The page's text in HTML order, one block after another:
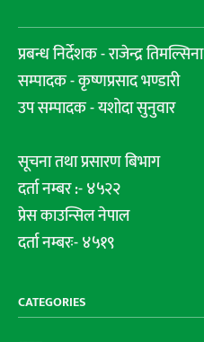
प्रबन्ध निर्देशक - राजेन्द्र तिमल्सिना
सम्पादक - कृष्णप्रसाद भण्डारी
उप सम्पादक - यशोदा सुनुवार
सूचना तथा प्रसारण बिभाग
दर्ता नम्बर :- ४५२२
प्रेस काउन्सिल नेपाल
दर्ता नम्बरः- ४५१९
CATEGORIES